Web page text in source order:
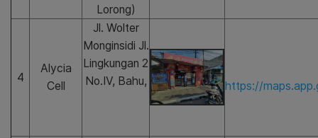
Lorong)
4
Alycia
Cell
Jl. Wolter
Monginsidi Jl.
Lingkungan 2
No.IV, Bahu,
https://